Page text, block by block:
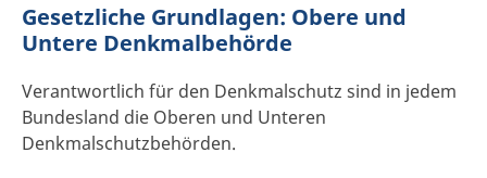
Gesetzliche Grundlagen: Obere und
Untere Denkmalbehörde
Verantwortlich für den Denkmalschutz sind in jedem
Bundesland die Oberen und Unteren
Denkmalschutzbehörden.